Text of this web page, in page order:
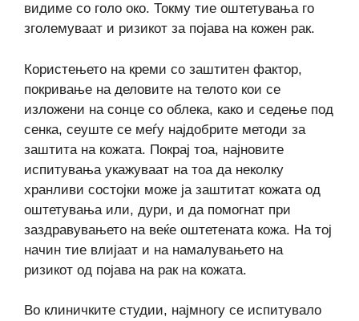
видиме со голо око. Токму тие оштетувања го
зголемуваат и ризикот за појава на кожен рак.
Користењето на креми со заштитен фактор,
покривање на деловите на телото кои се
изложени на сонце со облека, како и седење под
сенка, сеуште се меѓу најдобрите методи за
заштита на кожата. Покрај тоа, најновите
испитувања укажуваат на тоа да неколку
хранливи состојки може ја заштитат кожата од
оштетувања или, дури, и да помогнат при
заздравувањето на веќе оштетената кожа. На тој
начин тие влијаат и на намалувањето на
ризикот од појава на рак на кожата.
Во клиничките студии, најмногу се испитувало